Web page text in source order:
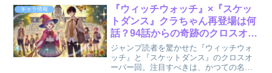
日常に“揺らぎ”を持ち込む存在。 妹・凛
音とは対照的なカ...
キャラ情報
『ウィッチウォッチ』×『スケッ
トダンス』クラちゃん再登場は何
話？94話からの奇跡のクロスオー
バー！
ジャンプ読者を驚かせた『ウィッチウォ
ッチ』と『スケットダンス』のクロスオ
ーバー回。注目すべきは、かつての名脇